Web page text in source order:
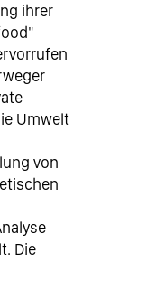
ihrer
Umwelt
von
Die